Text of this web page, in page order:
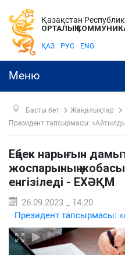
Қазақстан
ОРТАЛЫҚ
ҚАЗ РУС ENG
Меню
Басты бет
Жаңалықтар
Президент тапсырмасы:
Еңбек нарығын
жоспарының
енгізіледі - ЕХӘҚМ
26.09.2023 _ 14:20
Президент тапсырмасы: